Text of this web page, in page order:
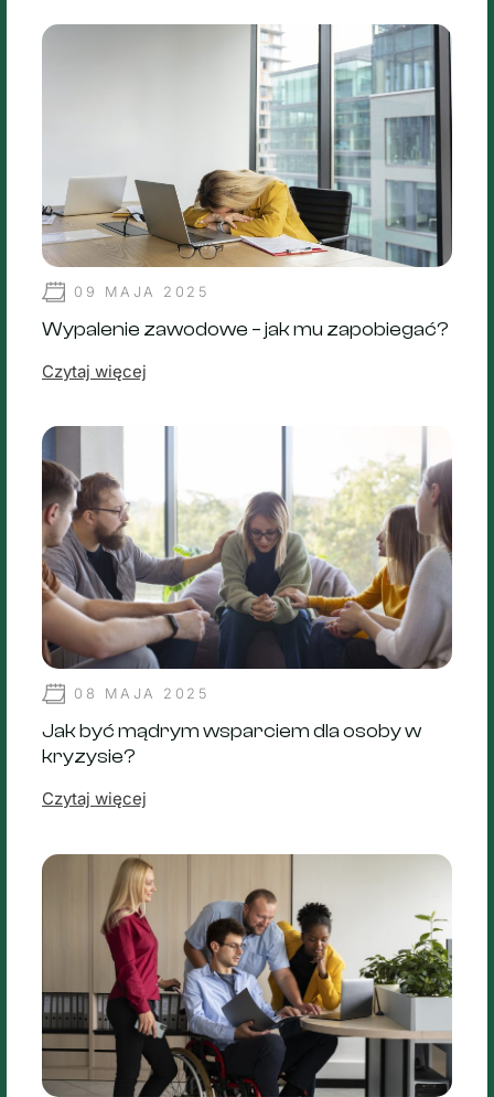
09 MAJA 2025
Wypalenie zawodowe – jak mu zapobiegać?
Czytaj więcej
08 MAJA 2025
Jak być mądrym wsparciem dla osoby w
kryzysie?
Czytaj więcej